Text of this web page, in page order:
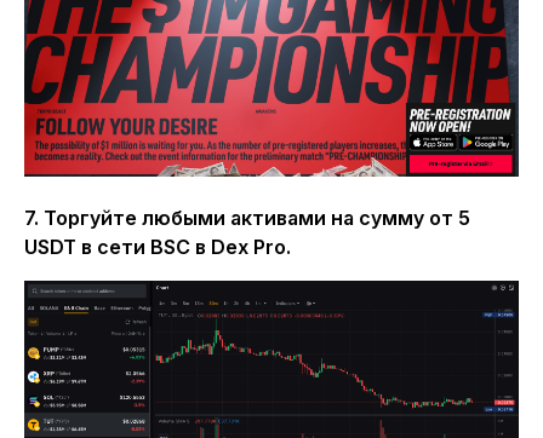
7. Торгуйте любыми активами на сумму от 5
USDT в сети BSC в Dex Pro.